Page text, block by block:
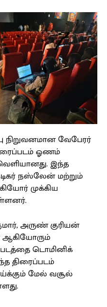
நிறுவனமான வேபேரர்
ஓணம்
இந்த
நஸ்லேன் மற்றும்
முக்கிய
அருண் குரியன்
ஆகியோரும்
டொமினிக்
திரைப்படம்
மேல் வசூல்